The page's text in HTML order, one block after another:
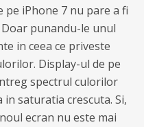
pe iPhone 7 nu pare a fi
punandu-le unul
in ceea ce priveste
Display-ul de pe
spectrul culorilor
in saturatia crescuta. Si,
ecran nu este mai